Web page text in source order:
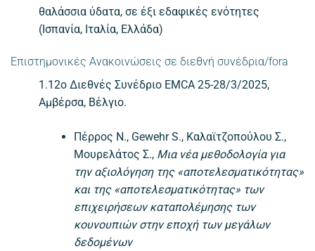
θαλάσσια ύδατα, σε έξι εδαφικές ενότητες
(Ισπανία, Ιταλία, Ελλάδα)
Επιστημονικές Ανακοινώσεις σε διεθνή συνέδρια/fora
1.12o Διεθνές Συνέδριο EMCA 25-28/3/2025,
Αμβέρσα, Βέλγιο.
Πέρρος Ν., Gewehr S., Καλαϊτζοπούλου Σ.,
Μουρελάτος Σ., Μια νέα μεθοδολογία για
την αξιολόγηση της «αποτελεσματικότητας»
και της «αποτελεσματικότητας» των
επιχειρήσεων καταπολέμησης των
κουνουπιών στην εποχή των μεγάλων
δεδομένων